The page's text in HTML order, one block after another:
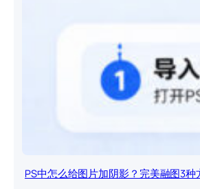
PS中怎么给图片加阴影？完美融图3种